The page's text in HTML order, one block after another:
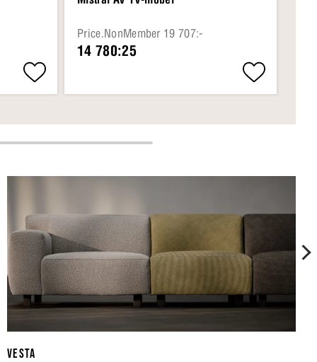
Price.NonMember 19 707:-
14 780:25
VESTA